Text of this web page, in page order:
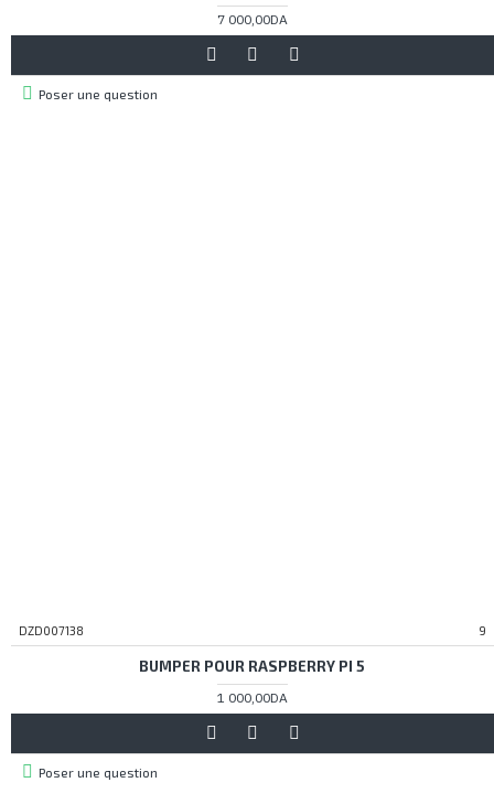
7 000,00DA
Poser une question
DZD007138 9
BUMPER POUR RASPBERRY PI 5
1 000,00DA
Poser une question